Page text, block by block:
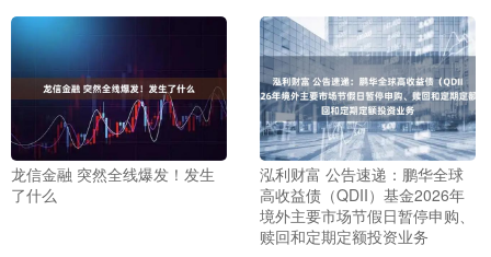
龙信金融 突然全线爆发！发生
了什么
泓利财富 公告速递：鹏华全球
高收益债（QDII）基金2026年
境外主要市场节假日暂停申购、
赎回和定期定额投资业务